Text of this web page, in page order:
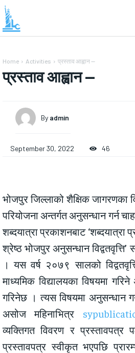
Home Activities प्रस्ताव आह्वान —
प्रस्ताव आह्वान —
By admin
September 30, 2022 46
भोजपुर जिल्लाको शैक्षिक जागरणका
परियोजना अन्तर्गत अनुसन्धान गर्न
शब्दयात्रा प्रकाशनबाट ‘शब्दयात्रा
श्रेष्ठ भोजपुर अनुसन्धान विद्वतवृत्ति’
। यस वर्ष २०७९ सालको
माध्यमिक विद्यालयका विषयमा
गरिनेछ । त्यस विषयमा अनुसन्धान
असोज महिनाभित्र
व्यक्तिगत विवरण र
प्रस्तावपत्र स्वीकृत भएपछि